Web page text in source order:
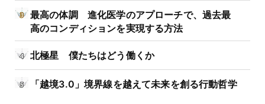
最高の体調 進化医学のアプローチで、過去最
高のコンディションを実現する方法
北極星 僕たちはどう働くか
「越境3.0」境界線を越えて未来を創る行動哲学